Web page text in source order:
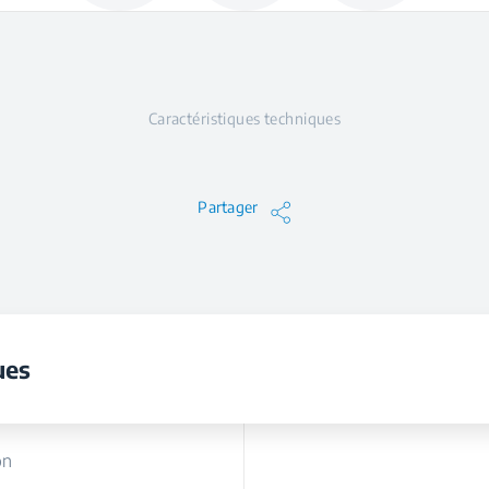
Caractéristiques techniques
Partager